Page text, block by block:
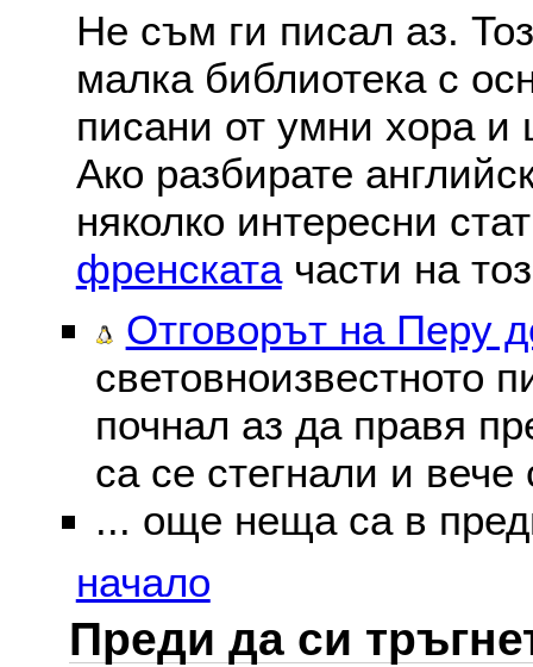
Не съм ги писал аз.
малка библиотека с
писани от умни хора и
Ако разбирате
няколко интересни
френскатачасти на
Отговорът на Перу
световноизвестното
почнал аз да правя
са се стегнали и вече
... още неща са в
начало
Преди да си